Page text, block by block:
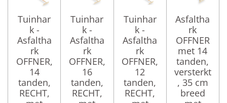
Tuinhar
k -
Asfaltha
rk
OFFNER,
14
tanden,
RECHT,
Tuinhar
k -
Asfaltha
rk
OFFNER,
16
tanden,
RECHT,
Tuinhar
k -
Asfaltha
rk
OFFNER,
12
tanden,
RECHT,
Asfaltha
rk
OFFNER
met 14
tanden,
versterkt
, 35 cm
breed